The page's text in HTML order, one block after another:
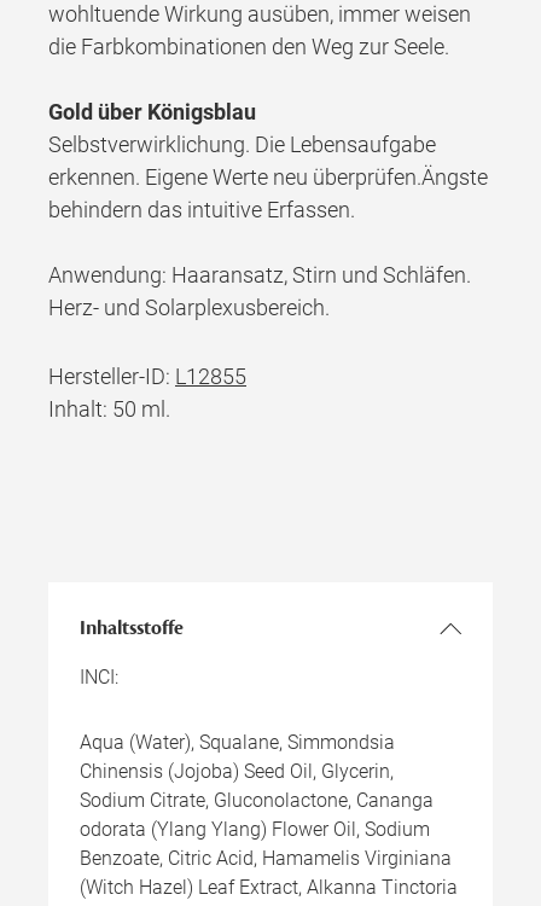
wohltuende Wirkung ausüben, immer weisen
die Farbkombinationen den Weg zur Seele.
Gold über Königsblau
Selbstverwirklichung. Die Lebensaufgabe
erkennen. Eigene Werte neu überprüfen.Ängste
behindern das intuitive Erfassen.
Anwendung: Haaransatz, Stirn und Schläfen.
Herz- und Solarplexusbereich.
Hersteller-ID: L12855
Inhalt: 50 ml.
Inhaltsstoffe
INCI:
Aqua (Water), Squalane, Simmondsia
Chinensis (Jojoba) Seed Oil, Glycerin,
Sodium Citrate, Gluconolactone, Cananga
odorata (Ylang Ylang) Flower Oil, Sodium
Benzoate, Citric Acid, Hamamelis Virginiana
(Witch Hazel) Leaf Extract, Alkanna Tinctoria